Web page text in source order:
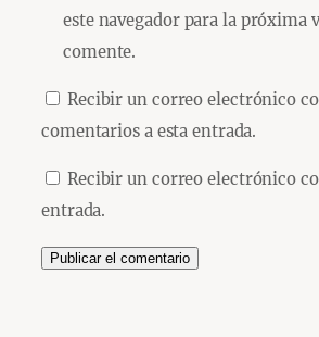
este navegador para la próxima
comente.
Recibir un correo electrónico
comentarios a esta entrada.
Recibir un correo electrónico
entrada.